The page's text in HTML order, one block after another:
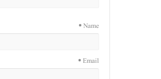
Name
*
Email
*